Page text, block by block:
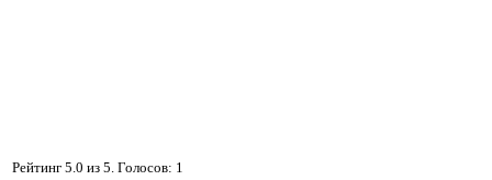
Рейтинг 5.0 из 5 . Голосов: 1